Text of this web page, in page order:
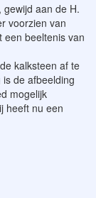
aan de H.
voorzien van
een beeltenis van
kalksteen af te
de afbeelding
mogelijk
heeft nu een